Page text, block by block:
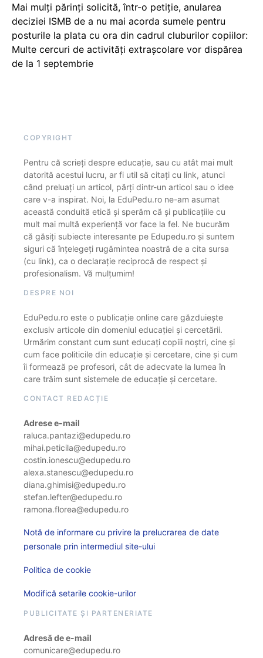
Mai mulți părinți solicită, într-o petiție, anularea
deciziei ISMB de a nu mai acorda sumele pentru
posturile la plata cu ora din cadrul cluburilor copiilor:
Multe cercuri de activități extrașcolare vor dispărea
de la 1 septembrie
COPYRIGHT
Pentru că scrieți despre educație, sau cu atât mai mult
datorită acestui lucru, ar fi util să citați cu link, atunci
când preluați un articol, părți dintr-un articol sau o idee
care v-a inspirat. Noi, la EduPedu.ro ne-am asumat
această conduită etică și sperăm că și publicațiile cu
mult mai multă experiență vor face la fel. Ne bucurăm
că găsiți subiecte interesante pe Edupedu.ro și suntem
siguri că înțelegeți rugămintea noastră de a cita sursa
(cu link), ca o declarație reciprocă de respect și
profesionalism. Vă mulțumim!
DESPRE NOI
EduPedu.ro este o publicație online care găzduiește
exclusiv articole din domeniul educației și cercetării.
Urmărim constant cum sunt educați copiii noștri, cine și
cum face politicile din educație și cercetare, cine și cum
îi formează pe profesori, cât de adecvate la lumea în
care trăim sunt sistemele de educație și cercetare.
CONTACT REDACȚIE
Adrese e-mail
raluca.pantazi@edupedu.ro
mihai.peticila@edupedu.ro
costin.ionescu@edupedu.ro
alexa.stanescu@edupedu.ro
diana.ghimisi@edupedu.ro
stefan.lefter@edupedu.ro
ramona.florea@edupedu.ro
Notă de informare cu privire la prelucrarea de date
personale prin intermediul site-ului
Politica de cookie
Modifică setarile cookie-urilor
PUBLICITATE ȘI PARTENERIATE
Adresă de e-mail
comunicare@edupedu.ro